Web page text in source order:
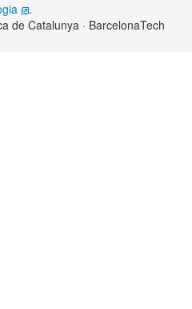
.
de Catalunya · BarcelonaTech